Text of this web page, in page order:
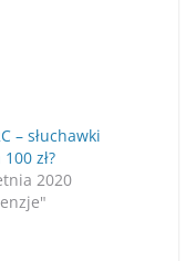
– słuchawki
zł?
2020